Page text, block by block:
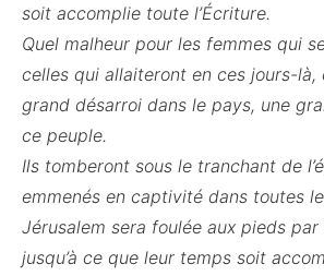
soit accomplie toute l’Écriture.
Quel malheur pour les femmes qui
celles qui allaiteront en ces jours-là,
grand désarroi dans le pays, une
ce peuple.
Ils tomberont sous le tranchant de
emmenés en captivité dans toutes
Jérusalem sera foulée aux pieds par
jusqu’à ce que leur temps soit